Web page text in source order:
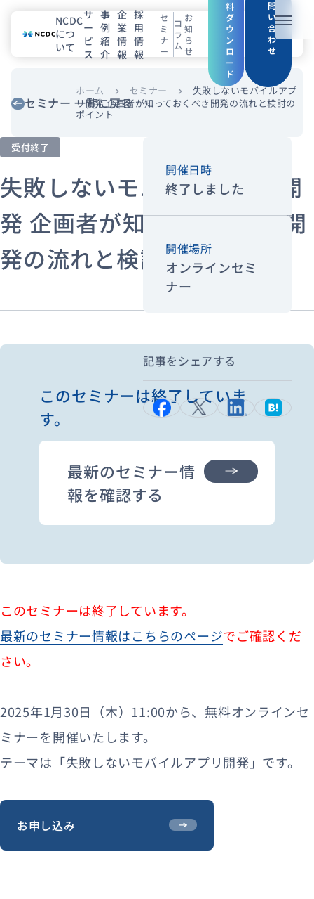
メニュ
NCDCについて
事例紹介
採用情報
セミナーコラム お知らせ
エンジニアブログ（Zenn）
お問い合わせ
NCDC
につ
いて
サ
ー
ビ
ス
事
例
紹
介
企
業
情
報
採
用
情
報
セ
ミ
ナ
ー
コ
ラ
ム
お
知
ら
せ
料
ダ
ウ
ン
ロ
ー
ド
問
い
合
わ
せ
セミナー 一覧に戻る
ホーム chevron_right セミナー chevron_right
失敗しないモバイルアプ
リ開発 企画者が知っておくべき開発の流れと検討の
ポイント
受付終了
失敗しないモバイルアプリ開
発 企画者が知っておくべき開
発の流れと検討のポイント
このセミナーは終了していま
す。
最新のセミナー情
報を確認する
このセミナーは終了しています。
最新のセミナー情報はこちらのページでご確認くだ
さい。
2025年1月30日（木）11:00から、無料オンラインセ
ミナーを開催いたします。
テーマは「失敗しないモバイルアプリ開発」です。
お申し込み
開催日時
終了しました
開催場所
オンラインセミ
ナー
記事をシェアする